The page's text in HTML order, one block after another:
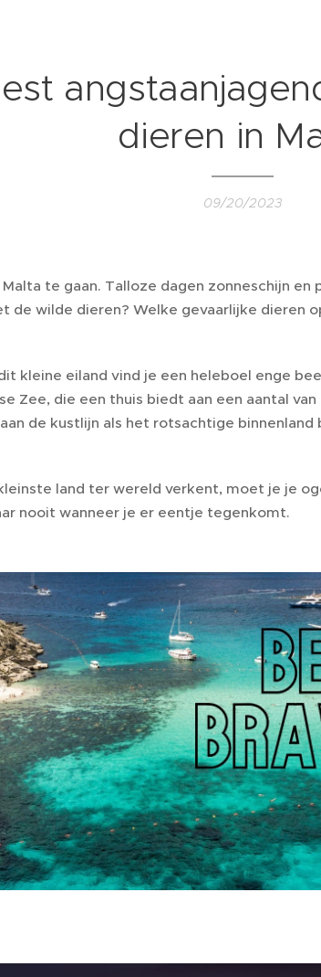
dieren in
09/20/2023
te gaan. Talloze dagen zonneschijn
de wilde dieren? Welke gevaarlijke dieren
kleine eiland vind je een heleboel enge
Zee, die een thuis biedt aan een aantal
de kustlijn als het rotsachtige
land ter wereld verkent, moet je je
nooit wanneer je er eentje tegenkomt.